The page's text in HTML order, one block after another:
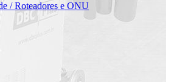
/ Roteadores e ONU